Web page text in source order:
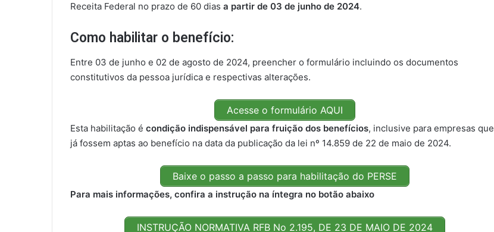
Receita Federal no prazo de 60 dias a partir de 03 de junho de 2024.
Como habilitar o benefício:
Entre 03 de junho e 02 de agosto de 2024, preencher o formulário incluindo os documentos
constitutivos da pessoa jurídica e respectivas alterações.
Acesse o formulário AQUI
Esta habilitação é condição indispensável para fruição dos benefícios, inclusive para empresas que
já fossem aptas ao benefício na data da publicação da lei nº 14.859 de 22 de maio de 2024.
Baixe o passo a passo para habilitação do PERSE
Para mais informações, confira a instrução na íntegra no botão abaixo
INSTRUÇÃO NORMATIVA RFB No 2.195, DE 23 DE MAIO DE 2024